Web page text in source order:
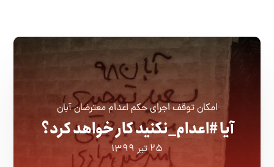
امکان توقف اجرای حکم اعدام معترضان آبان
آیا #اعدام_نکنید کار خواهد کرد؟
۲۵ تیر ۱۳۹۹